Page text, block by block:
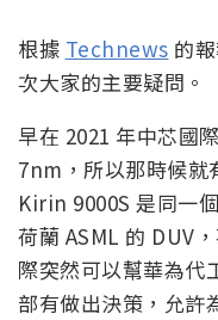
根據 Technews 的
次大家的主要疑問。
早在 2021 年中芯國
7nm，所以那時候就
Kirin 9000S 是同一
荷蘭 ASML 的 DUV
際突然可以幫華為代
部有做出決策，允